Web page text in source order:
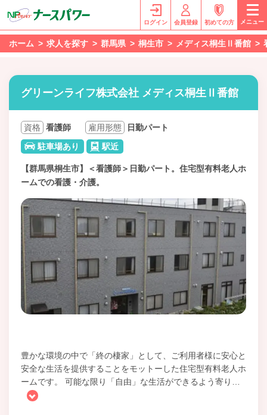
ログイン 会員登録 初めての方 メニュー
ホーム 求人を探す 群馬県 桐生市 メディス桐生Ⅱ番館
グリーンライフ株式会社 メディス桐生Ⅱ番館
資格 看護師 雇用形態
日勤パート
駐車場あり
駅近
【群馬県桐生市】＜看護師＞日勤パート。住宅型有料老人ホ
ームでの看護・介護。
豊かな環境の中で「終の棲家」として、ご利用者様に安心と
安全な生活を提供することをモットーした住宅型有料老人ホ
ームです。 可能な限り「自由」な生活ができるよう寄り